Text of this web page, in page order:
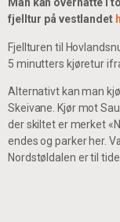
Man kan overnatte i
fjelltur på vestlandet
Fjellturen til
5 minutters kjøretur
Alternativt kan man
Skeivane. Kjør mot
der skiltet er merket
endes og parker her.
Nordstøldalen er til